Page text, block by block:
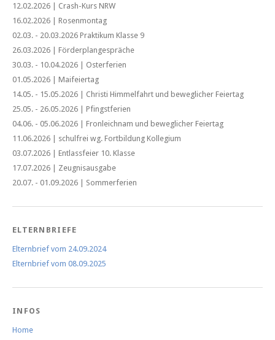
12.02.2026 | Crash-Kurs NRW
16.02.2026 | Rosenmontag
02.03. - 20.03.2026 Praktikum Klasse 9
26.03.2026 | Förderplangespräche
30.03. - 10.04.2026 | Osterferien
01.05.2026 | Maifeiertag
14.05. - 15.05.2026 | Christi Himmelfahrt und beweglicher Feiertag
25.05. - 26.05.2026 | Pfingstferien
04.06. - 05.06.2026 | Fronleichnam und beweglicher Feiertag
11.06.2026 | schulfrei wg. Fortbildung Kollegium
03.07.2026 | Entlassfeier 10. Klasse
17.07.2026 | Zeugnisausgabe
20.07. - 01.09.2026 | Sommerferien
ELTERNBRIEFE
Elternbrief vom 24.09.2024
Elternbrief vom 08.09.2025
INFOS
Home